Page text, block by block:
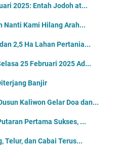
2025: Entah Jodoh at...
Nanti Kami Hilang Arah...
2,5 Ha Lahan Pertania...
25 Februari 2025 Ad...
Banjir
Kaliwon Gelar Doa dan...
Pertama Sukses, ...
Telur, dan Cabai Terus...